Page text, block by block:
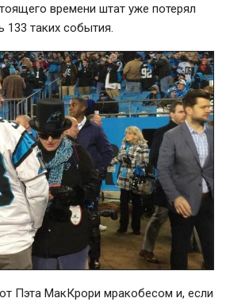
времени штат уже потерял
133 таких события.
Пэта МакКрори мракобесом и, если